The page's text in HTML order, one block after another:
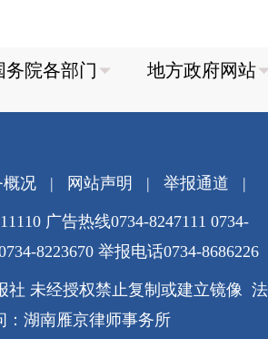
概况| 网站声明 | 举报通道 |
广告热线0734-8247111 0734-
8223670 举报电话0734-8686226
社 未经授权禁止复制或建立镜像 法
：湖南雁京律师事务所